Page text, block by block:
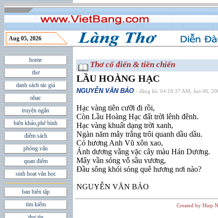
Aug 05, 2026
home
thơ
danh sách tác giả
nhạc
truyện ngắn
biên khảo,phê bình
điểm sách
phỏng vấn
quan điểm
sinh hoạt văn học
ban biên tập
tìm kiếm
Thơ cổ điển & tiền chiến
LẦU HOÀNG HẠC
NGUYỄN VĂN BẢO - đăng lúc 04:18:37 AM, Jun 06,
Hạc vàng tiên cưỡi đi rồi,
Còn Lầu Hoàng Hạc đất trời lênh đênh.
Hạc vàng khuất dạng trời xanh,
Ngàn năm mây trắng trôi quanh dầu dầu.
Cỏ hương Anh Vũ xôn xao,
Ánh dương vằng vặc cây màu Hán Dương.
Mây vần sóng vỗ sầu vương,
Ðầu sông khói sóng quê hương nơi nào?
NGUYỄN VĂN BẢO
Created by Hiep